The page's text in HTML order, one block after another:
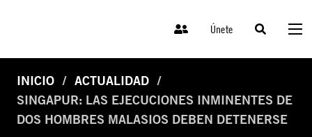
Únete
INICIO
ACTUALIDAD
SINGAPUR: LAS EJECUCIONES INMINENTES DE
DOS HOMBRES MALASIOS DEBEN DETENERSE